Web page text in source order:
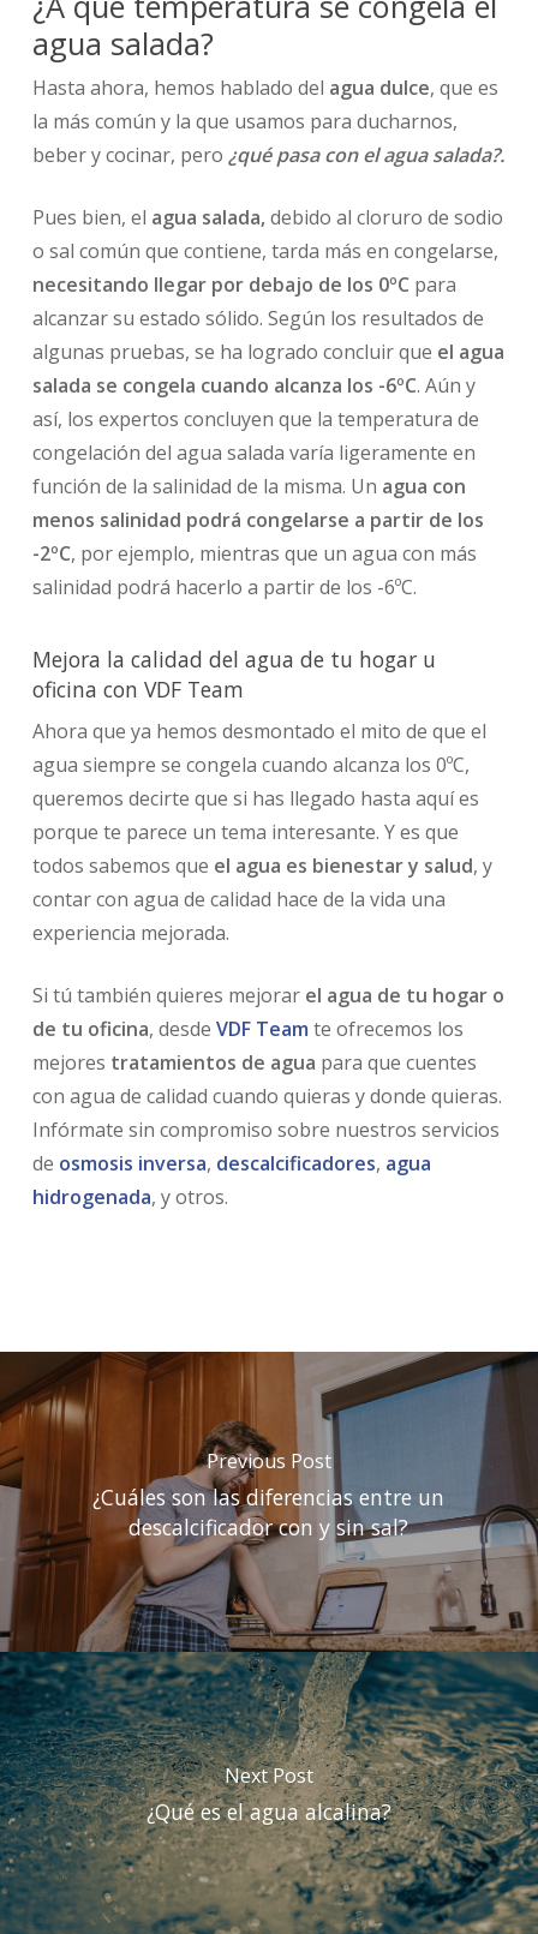
agua salada?
Hasta ahora, hemos hablado del agua dulce, que es
la más común y la que usamos para ducharnos,
beber y cocinar, pero ¿qué pasa con el agua salada?.
Pues bien, el agua salada,debido al cloruro de sodio
o sal común que contiene, tarda más en congelarse,
necesitando llegar por debajo de los 0ºC para
alcanzar su estado sólido. Según los resultados de
algunas pruebas, se ha logrado concluir que el agua
salada se congela cuando alcanza los -6ºC. Aún y
así, los expertos concluyen que la temperatura de
congelación del agua salada varía ligeramente en
función de la salinidad de la misma. Un agua con
menos salinidad podrá congelarse a partir de los
-2ºC, por ejemplo, mientras que un agua con más
salinidad podrá hacerlo a partir de los -6ºC.
Mejora la calidad del agua de tu hogar u
oficina con VDF Team
Ahora que ya hemos desmontado el mito de que el
agua siempre se congela cuando alcanza los 0ºC,
queremos decirte que si has llegado hasta aquí es
porque te parece un tema interesante. Y es que
todos sabemos que el agua es bienestar y salud, y
contar con agua de calidad hace de la vida una
experiencia mejorada.
Si tú también quieres mejorar el agua de tu hogar o
de tu oficina, desde VDF Team te ofrecemos los
mejores tratamientos de agua para que cuentes
con agua de calidad cuando quieras y donde quieras.
Infórmate sin compromiso sobre nuestros servicios
de osmosis inversa, descalcificadores, agua
hidrogenada, y otros.
Previous Post
¿Cuáles son las diferencias entre un
descalcificador con y sin sal?
Next Post
¿Qué es el agua alcalina?